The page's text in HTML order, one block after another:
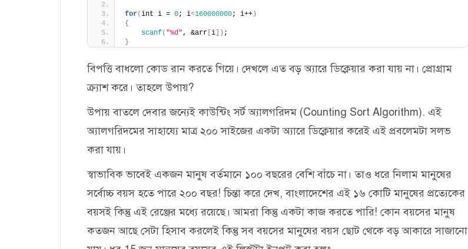
for(int i = 0; i<160000000; i++)
{
scanf( "%d" , &arr [i]) ;
}
বিপত্তি বাধলো কোড রান করতে গিয়ে। দেখলে এত বড় অ্যারে ডিক্লেয়ার করা যায় না। প্রোগ্রাম
ক্র্যাশ করে। তাহলে উপায়?
উপায় বাতলে দেবার জন্যেই কাউন্টিং সর্ট অ্যালগরিদম (Counting Sort Algorithm). এই
অ্যালগরিদমের সাহায্যে মাত্র ২০০ সাইজের একটা অ্যারে ডিক্লেয়ার করেই এই প্রবলেমটা সলভ
করা যায়।
স্বাভাবিক ভাবেই একজন মানুষ বর্তমানে ১০০ বছরের বেশি বাঁচে না। তাও ধরে নিলাম মানুষের
সর্বোচ্চ বয়স হতে পারে ২০০ বছর! চিন্তা করে দেখ, বাংলাদেশের এই ১৬ কোটি মানুষের প্রত্যেকের
বয়সই কিন্তু এই রেঞ্জের মধ্যে রয়েছে। আমরা কিন্তু একটা কাজ করতে পারি! কোন বয়সের মানুষ
কতজন আছে সেটা হিসাব করলেই কিন্তু সব বয়সের মানুষের বয়স ছোট থেকে বড় আকারে সাজানো